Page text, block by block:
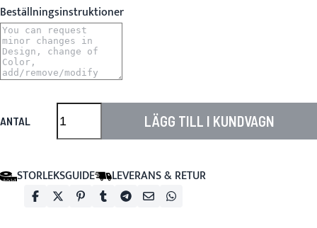
Beställningsinstruktioner
ANTAL LÄGG TILL I KUNDVAGN
STORLEKSGUIDE LEVERANS & RETUR